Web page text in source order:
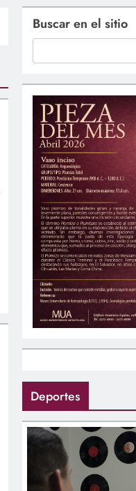
Buscar en el sitio
Deportes